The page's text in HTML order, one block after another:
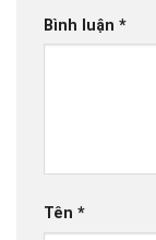
Bình luận *
Tên *